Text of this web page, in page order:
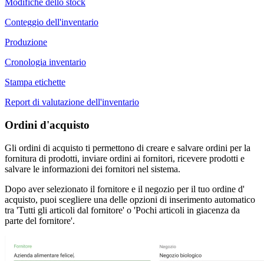
Modifiche dello stock
Conteggio dell'inventario
Produzione
Cronologia inventario
Stampa etichette
Report di valutazione dell'inventario
Ordini d'acquisto
Gli ordini di acquisto ti permettono di creare e salvare ordini per la
fornitura di prodotti, inviare ordini ai fornitori, ricevere prodotti e
salvare le informazioni dei fornitori nel sistema.
Dopo aver selezionato il fornitore e il negozio per il tuo ordine d'
acquisto, puoi scegliere una delle opzioni di inserimento automatico
tra 'Tutti gli articoli dal fornitore' o 'Pochi articoli in giacenza da
parte del fornitore'.